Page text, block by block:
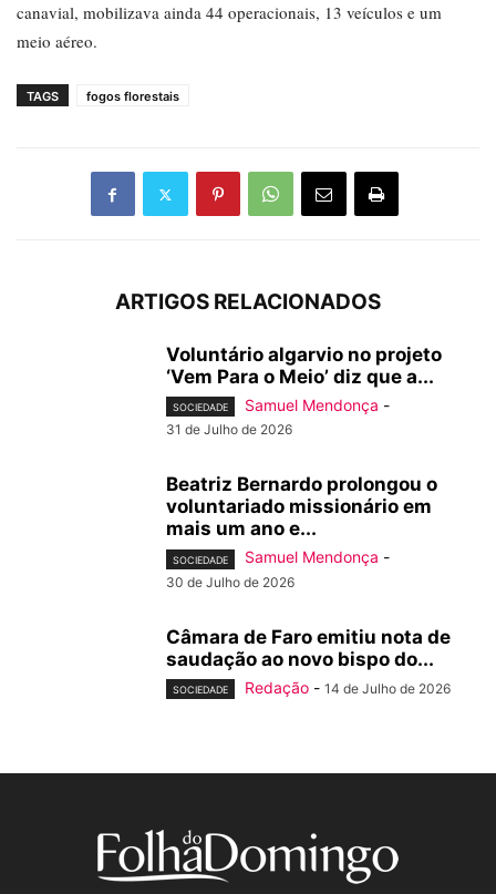
canavial, mobilizava ainda 44 operacionais, 13 veículos e um
meio aéreo.
TAGS fogos florestais
ARTIGOS RELACIONADOS
Voluntário algarvio no projeto
‘Vem Para o Meio’ diz que a...
SOCIEDADE Samuel Mendonça -
31 de Julho de 2026
Beatriz Bernardo prolongou o
voluntariado missionário em
mais um ano e...
SOCIEDADE Samuel Mendonça -
30 de Julho de 2026
Câmara de Faro emitiu nota de
saudação ao novo bispo do...
SOCIEDADE Redação - 14 de Julho de 2026